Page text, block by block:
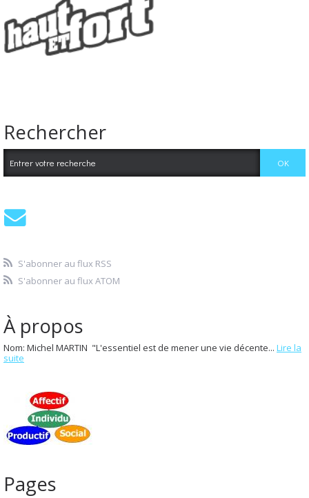
Rechercher
S'abonner au flux RSS
S'abonner au flux ATOM
À propos
Nom: Michel MARTIN "L'essentiel est de mener une vie décente... Lire la
suite
Pages